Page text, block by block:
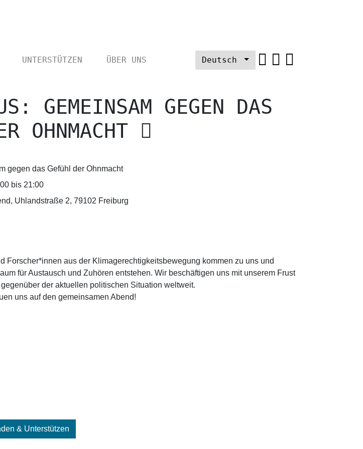
UNTERSTÜTZEN ÜBER UNS Deutsch
GEMEINSAM GEGEN DAS
OHNMACHT
gegen das Gefühl der Ohnmacht
bis 21:00
Uhlandstraße 2, 79102 Freiburg
Forscher*innen aus der Klimagerechtigkeitsbewegung kommen zu uns und
für Austausch und Zuhören entstehen. Wir beschäftigen uns mit unserem Frust
der aktuellen politischen Situation weltweit.
uns auf den gemeinsamen Abend!
& Unterstützen